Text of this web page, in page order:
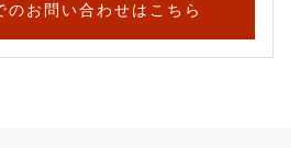
のお問い合わせはこちら